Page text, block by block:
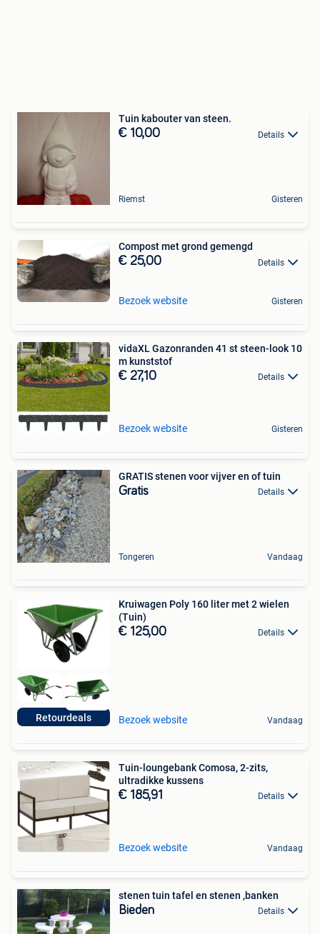
Tuin kabouter van steen.
€ 10,00 Details
Riemst Gisteren
Compost met grond gemengd
€ 25,00 Details
Bezoek website Gisteren
vidaXL Gazonranden 41 st steen-look 10
m kunststof
€ 27,10 Details
Bezoek website Gisteren
GRATIS stenen voor vijver en of tuin
Gratis Details
Tongeren Vandaag
Retourdeals
Kruiwagen Poly 160 liter met 2 wielen
(Tuin)
€ 125,00 Details
Bezoek website Vandaag
Tuin-loungebank Comosa, 2-zits,
ultradikke kussens
€ 185,91 Details
Bezoek website Vandaag
stenen tuin tafel en stenen ,banken
Bieden Details